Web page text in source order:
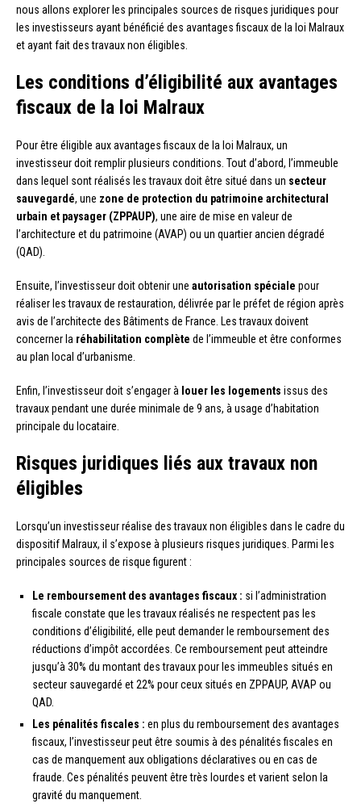
nous allons explorer les principales sources de risques juridiques pour
les investisseurs ayant bénéficié des avantages fiscaux de la loi Malraux
et ayant fait des travaux non éligibles.
Les conditions d’éligibilité aux avantages
fiscaux de la loi Malraux
Pour être éligible aux avantages fiscaux de la loi Malraux, un
investisseur doit remplir plusieurs conditions. Tout d’abord, l’immeuble
dans lequel sont réalisés les travaux doit être situé dans un secteur
sauvegardé, une zone de protection du patrimoine architectural
urbain et paysager (ZPPAUP), une aire de mise en valeur de
l’architecture et du patrimoine (AVAP) ou un quartier ancien dégradé
(QAD).
Ensuite, l’investisseur doit obtenir une autorisation spéciale pour
réaliser les travaux de restauration, délivrée par le préfet de région après
avis de l’architecte des Bâtiments de France. Les travaux doivent
concerner la réhabilitation complète de l’immeuble et être conformes
au plan local d’urbanisme.
Enfin, l’investisseur doit s’engager à louer les logements issus des
travaux pendant une durée minimale de 9 ans, à usage d’habitation
principale du locataire.
Risques juridiques liés aux travaux non
éligibles
Lorsqu’un investisseur réalise des travaux non éligibles dans le cadre du
dispositif Malraux, il s’expose à plusieurs risques juridiques. Parmi les
principales sources de risque figurent :
Le remboursement des avantages fiscaux : si l’administration
fiscale constate que les travaux réalisés ne respectent pas les
conditions d’éligibilité, elle peut demander le remboursement des
réductions d’impôt accordées. Ce remboursement peut atteindre
jusqu’à 30% du montant des travaux pour les immeubles situés en
secteur sauvegardé et 22% pour ceux situés en ZPPAUP, AVAP ou
QAD.
Les pénalités fiscales : en plus du remboursement des avantages
fiscaux, l’investisseur peut être soumis à des pénalités fiscales en
cas de manquement aux obligations déclaratives ou en cas de
fraude. Ces pénalités peuvent être très lourdes et varient selon la
gravité du manquement.